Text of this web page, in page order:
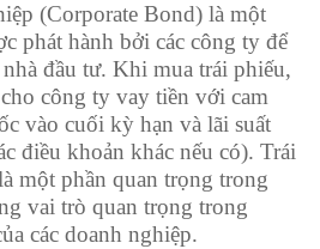
(Corporate Bond) là một
phát hành bởi các công ty để
đầu tư. Khi mua trái phiếu,
công ty vay tiền với cam
vào cuối kỳ hạn và lãi suất
điều khoản khác nếu có). Trái
một phần quan trọng trong
vai trò quan trọng trong
các doanh nghiệp.